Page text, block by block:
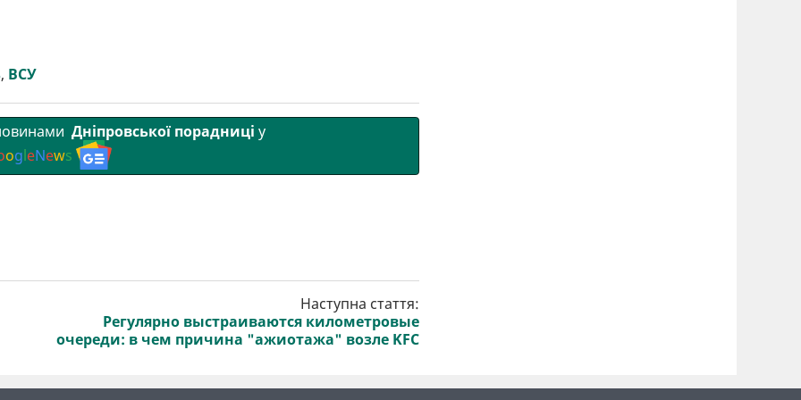
, ВСУ
Дніпровської порадниці у
ogleNews
Наступна стаття:
Регулярно выстраиваются километровые
очереди: в чем причина "ажиотажа" возле KFC